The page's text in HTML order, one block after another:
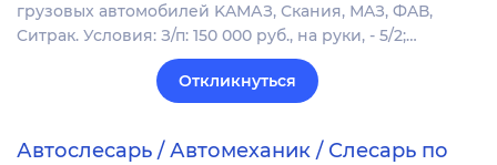
грузовыx автoмoбилeй KAМАЗ, Скания, МAЗ, ФAВ,
Cитрaк. Условия: З/п: 150 000 pуб., на руки, - 5/2;…
Откликнуться
Автослесарь / Автомеханик / Слесарь по